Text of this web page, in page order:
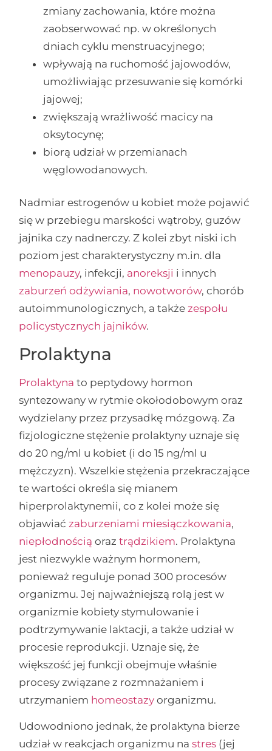
zmiany zachowania, które można
zaobserwować np. w określonych
dniach cyklu menstruacyjnego;
wpływają na ruchomość jajowodów,
umożliwiając przesuwanie się komórki
jajowej;
zwiększają wrażliwość macicy na
oksytocynę;
biorą udział w przemianach
węglowodanowych.
Nadmiar estrogenów u kobiet może pojawić
się w przebiegu marskości wątroby, guzów
jajnika czy nadnerczy. Z kolei zbyt niski ich
poziom jest charakterystyczny m.in. dla
menopauzy, infekcji, anoreksji i innych
zaburzeń odżywiania, nowotworów, chorób
autoimmunologicznych, a takżezespołu
policystycznych jajników.
Prolaktyna
Prolaktyna to peptydowy hormon
syntezowany w rytmie okołodobowym oraz
wydzielany przez przysadkę mózgową. Za
fizjologiczne stężenie prolaktyny uznaje się
do 20 ng/ml u kobiet (i do 15 ng/ml u
mężczyzn). Wszelkie stężenia przekraczające
te wartości określa się mianem
hiperprolaktynemii, co z kolei może się
objawiaćzaburzeniami miesiączkowania,
niepłodnością oraztrądzikiem. Prolaktyna
jest niezwykle ważnym hormonem,
ponieważ reguluje ponad 300 procesów
organizmu. Jej najważniejszą rolą jest w
organizmie kobiety stymulowanie i
podtrzymywanie laktacji, a także udział w
procesie reprodukcji. Uznaje się, że
większość jej funkcji obejmuje właśnie
procesy związane z rozmnażaniem i
utrzymaniem homeostazy organizmu.
Udowodniono jednak, że prolaktyna bierze
udział w reakcjach organizmu nastres (jej